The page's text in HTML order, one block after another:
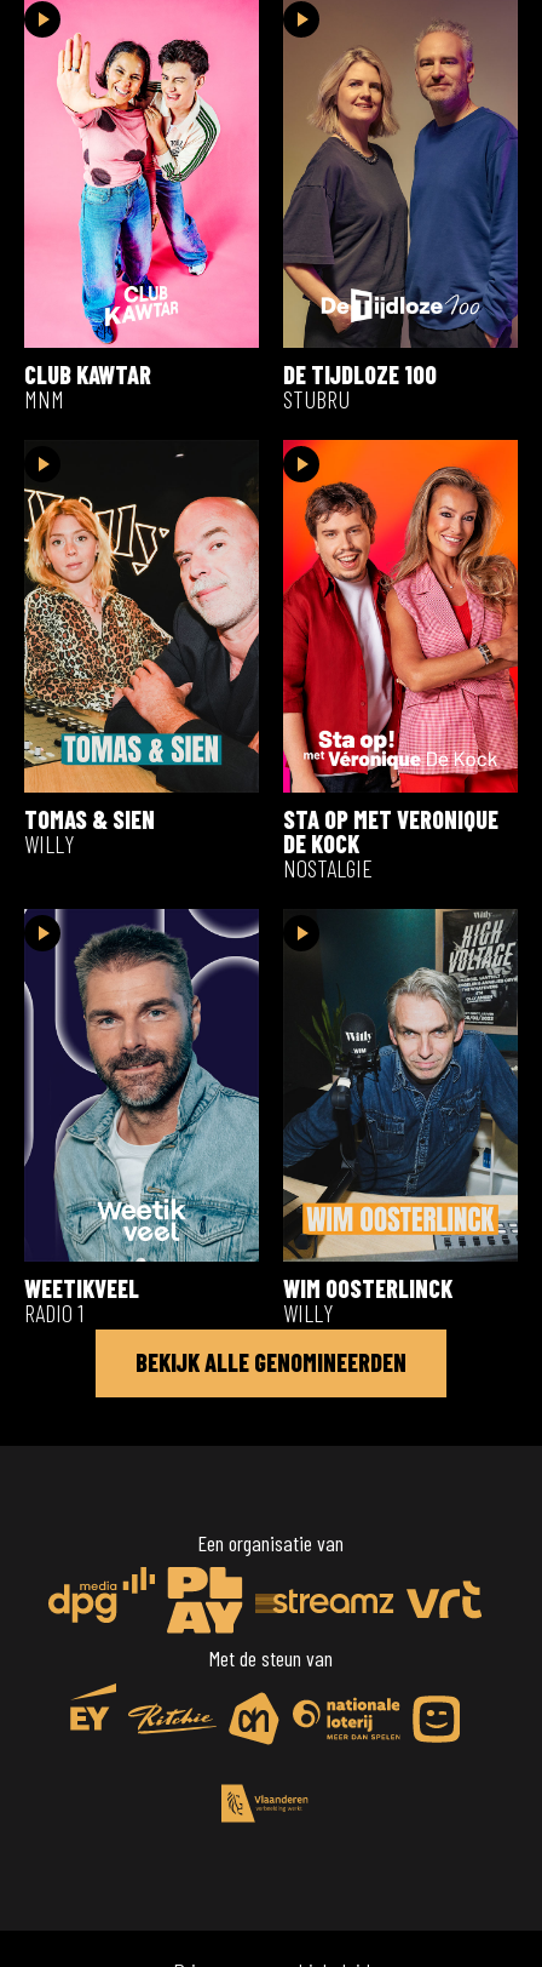
CLUB KAWTAR
MNM
DE TIJDLOZE 100
STUBRU
TOMAS & SIEN
WILLY
STA OP MET VERONIQUE
DE KOCK
NOSTALGIE
WEETIKVEEL
RADIO 1
WIM OOSTERLINCK
WILLY
BEKIJK ALLE GENOMINEERDEN
Een organisatie van
Met de steun van